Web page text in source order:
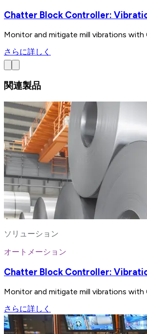
Chatter Block Controller:
Monitor and mitigate mill vibrations
さらに詳しく
関連製品
ソリューション
オートメーション
Chatter Block Controller:
Monitor and mitigate mill vibrations
さらに詳しく